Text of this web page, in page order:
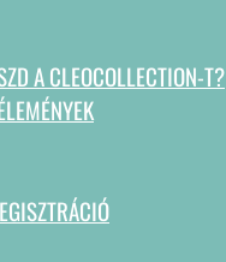
A CLEOCOLLECTION-T?